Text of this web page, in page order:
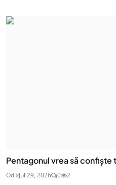
Pentagonul vrea să
OdixJul 29, 2026 0 2